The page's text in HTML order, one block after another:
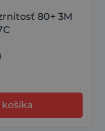
80+ 3M
košíka